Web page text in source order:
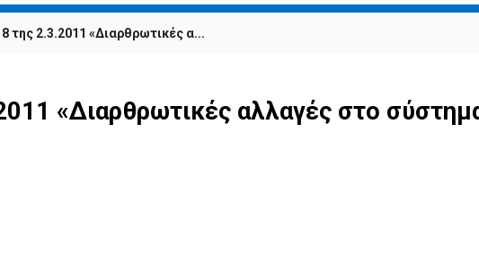
της 2.3.2011 «Διαρθρωτικές α...
«Διαρθρωτικές αλλαγές στο